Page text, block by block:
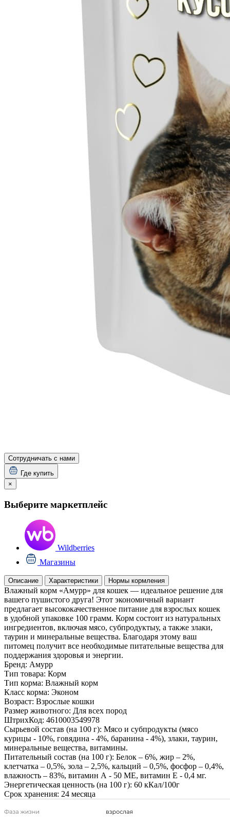
Сотрудничать с нами
Где купить
×
Выберите маркетплейс
Wildberries
Магазины
Описание Характеристики Нормы кормления
Влажный корм «Амурр» для кошек — идеальное решение для
вашего пушистого друга! Этот экономичный вариант
предлагает высококачественное питание для взрослых кошек
в удобной упаковке 100 грамм. Корм состоит из натуральных
ингредиентов, включая мясо, субпродуктыу, а также злаки,
таурин и минеральные вещества. Благодаря этому ваш
питомец получит все необходимые питательные вещества для
поддержания здоровья и энергии.
Бренд: Амурр
Тип товара: Корм
Тип корма: Влажный корм
Класс корма: Эконом
Возраст: Взрослые кошки
Размер животного: Для всех пород
ШтрихКод: 4610003549978
Сырьевой состав (на 100 г): Мясо и субпродукты (мясо
курицы - 10%, говядина - 4%, баранина - 4%), злаки, таурин,
минеральные вещества, витамины.
Питательный состав (на 100 г): Белок – 6%, жир – 2%,
клетчатка – 0,5%, зола – 2,5%, кальций – 0,5%, фосфор – 0,4%,
влажность – 83%, витамин А - 50 МЕ, витамин Е - 0,4 мг.
Энергетическая ценность (на 100 г): 60 кКал/100г
Срок хранения: 24 месяца